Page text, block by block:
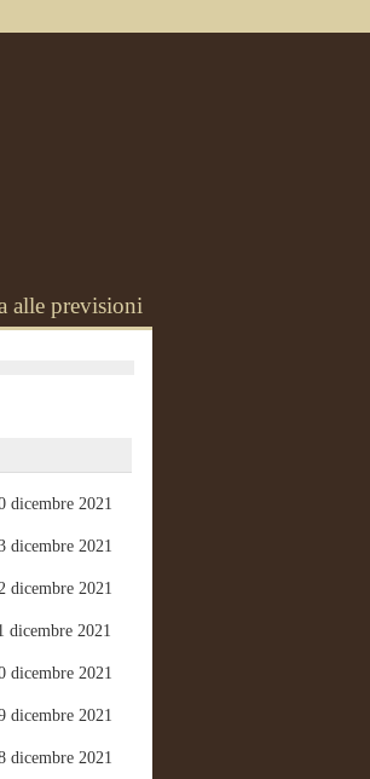
alle previsioni
dicembre 2021
dicembre 2021
dicembre 2021
dicembre 2021
dicembre 2021
dicembre 2021
dicembre 2021